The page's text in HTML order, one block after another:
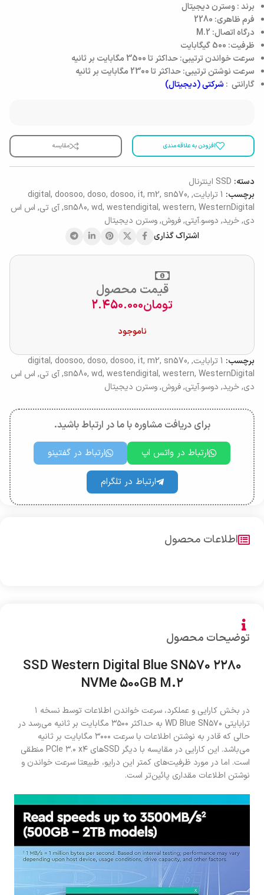
برند : وسترن دیجیتال
فرم ظاهری: 2280
درگاه اتصال: M.2
ظرفیت: 500 گیگابایت
سرعت خواندن ترتیبی: حداکثر تا 3500 مگابایت بر ثانیه
سرعت نوشتن ترتیبی: حداکثر تا 2300 مگابایت بر ثانیه
گارانتی : شرکتی (دیجیتال)
افزودن به علاقه مندی مقایسه
دسته: SSD اینترنال
برچسب: 1 ترابایت ,
digital, doosoo, doso, dosoo, it, m2, sn570,
sn580, wd, westendigital, western, WesternDigital
,آی تی, اس اس
دی,خرید, دوسو.آیتی,فروش,وسترن دیجیتال
اشتراک گذاری
قیمت محصول
تومان2.450.000
ناموجود
برچسب: 1 ترابایت ,
digital, doosoo, doso, dosoo, it, m2, sn570,
sn580, wd, westendigital, western, WesternDigital
,آی تی, اس اس
دی,خرید, دوسو.آیتی,فروش,وسترن دیجیتال
برای دریافت مشاوره با ما در ارتباط باشید.
ارتباط در واتس اپ ارتباط در گفتینو
ارتباط در تلگرام
توضیحات محصول
SSD Western Digital Blue SN570 ۲۲۸۰
NVMe 500GB M.۲
در بخش کارایی و عملکرد، سرعت خواندن اطلاعات توسط نسخه ۱
ترابایتی WD Blue SN۵۷۰ به حداکثر ۳۵۰۰ مگابایت بر ثانیه می‌رسد در
حالی که قادر به نوشتن اطلاعات با سرعت ۳۰۰۰ مگابایت بر ثانیه
می‌باشد. این کارایی در مقایسه با دیگر SSDهای PCIe ۳.۰ x۴ منطقی
است. اما در مورد ظرفیت‌های کمتر این درایو، طبیعتا سرعت خواندن و
نوشتن اطلاعات مقداری پائین‌تر است.
اطلاعات محصول